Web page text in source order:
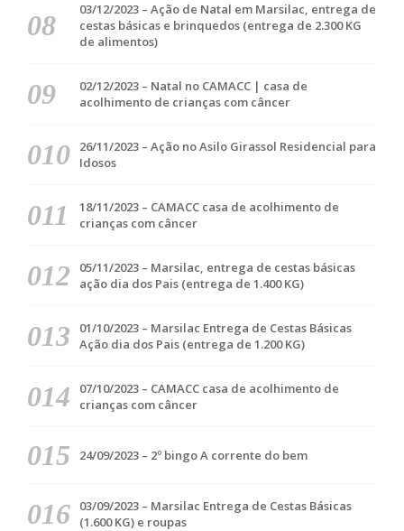
03/12/2023 – Ação de Natal em Marsilac, entrega de
cestas básicas e brinquedos (entrega de 2.300 KG
de alimentos)
02/12/2023 – Natal no CAMACC | casa de
acolhimento de crianças com câncer
26/11/2023 – Ação no Asilo Girassol Residencial para
Idosos
18/11/2023 – CAMACC casa de acolhimento de
crianças com câncer
05/11/2023 – Marsilac, entrega de cestas básicas
ação dia dos Pais (entrega de 1.400 KG)
01/10/2023 – Marsilac Entrega de Cestas Básicas
Ação dia dos Pais (entrega de 1.200 KG)
07/10/2023 – CAMACC casa de acolhimento de
crianças com câncer
24/09/2023 – 2º bingo A corrente do bem
03/09/2023 – Marsilac Entrega de Cestas Básicas
(1.600 KG) e roupas